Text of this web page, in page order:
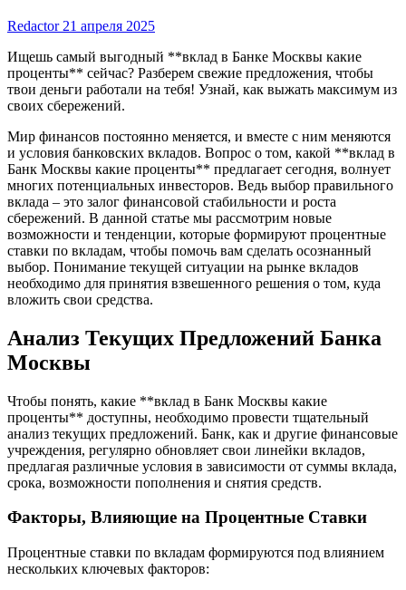
Redactor 21 апреля 2025
Ищешь самый выгодный **вклад в Банке Москвы какие
проценты** сейчас? Разберем свежие предложения, чтобы
твои деньги работали на тебя! Узнай, как выжать максимум из
своих сбережений.
Мир финансов постоянно меняется, и вместе с ним меняются
и условия банковских вкладов. Вопрос о том, какой **вклад в
Банк Москвы какие проценты** предлагает сегодня, волнует
многих потенциальных инвесторов. Ведь выбор правильного
вклада – это залог финансовой стабильности и роста
сбережений. В данной статье мы рассмотрим новые
возможности и тенденции, которые формируют процентные
ставки по вкладам, чтобы помочь вам сделать осознанный
выбор. Понимание текущей ситуации на рынке вкладов
необходимо для принятия взвешенного решения о том, куда
вложить свои средства.
Анализ Текущих Предложений Банка
Москвы
Чтобы понять, какие **вклад в Банк Москвы какие
проценты** доступны, необходимо провести тщательный
анализ текущих предложений. Банк, как и другие финансовые
учреждения, регулярно обновляет свои линейки вкладов,
предлагая различные условия в зависимости от суммы вклада,
срока, возможности пополнения и снятия средств.
Факторы, Влияющие на Процентные Ставки
Процентные ставки по вкладам формируются под влиянием
нескольких ключевых факторов: